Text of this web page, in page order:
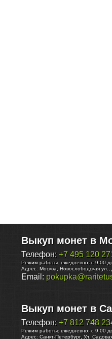
Выкуп монет в
Телефон: +7 495 120
Режим работы: ежедневно: с 9:00
Адрес: Москва Новослободская
Email:
Выкуп монет в
Телефон: +7 812 748
Режим работы: ежедневно: с 9:00
Адрес: Санкт-Петербург, Ул.